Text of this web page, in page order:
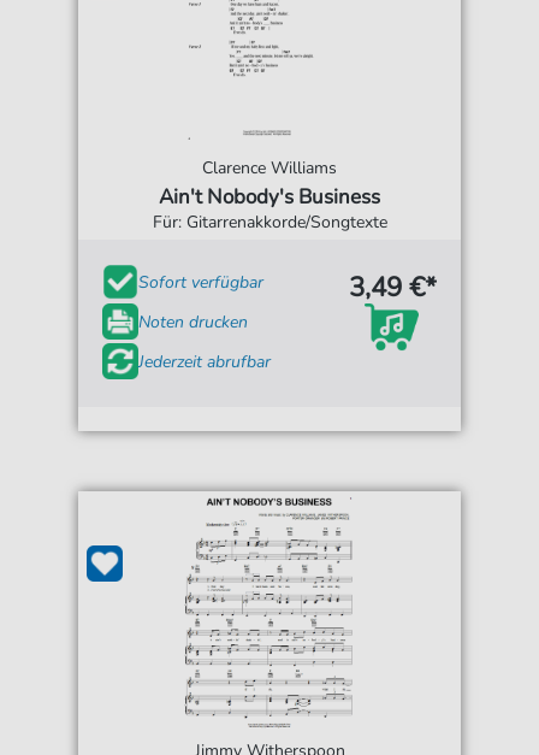
Clarence Williams
Ain't Nobody's Business
Für: Gitarrenakkorde/Songtexte
Sofort verfügbar
Noten drucken
Jederzeit abrufbar
3,49 €*